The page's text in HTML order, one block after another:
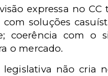
expressa no
com soluções
coerência com o
o mercado.
legislativa não cria